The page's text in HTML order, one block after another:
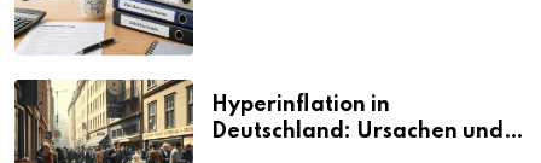
Hyperinflation in
Deutschland: Ursachen und